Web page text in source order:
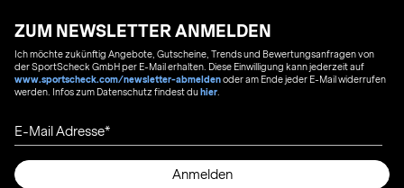
ZUM NEWSLETTER ANMELDEN
Ich möchte zukünftig Angebote, Gutscheine, Trends und Bewertungsanfragen von
der SportScheck GmbH per E-Mail erhalten. Diese Einwilligung kann jederzeit auf
www.sportscheck.com/newsletter-abmeldenoder am Ende jeder E-Mail widerrufen
werden. Infos zum Datenschutz findest duhier
E-Mail Adresse
Anmelden